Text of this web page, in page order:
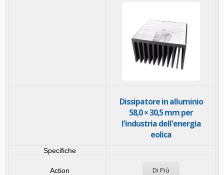
Dissipatore in alluminio
58,0 × 30,5 mm per
l'industria dell'energia
eolica
Di Più